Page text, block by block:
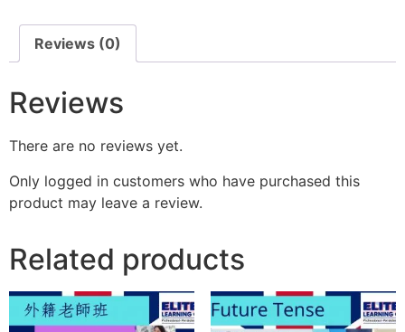
Reviews (0)
Reviews
There are no reviews yet.
Only logged in customers who have purchased this
product may leave a review.
Related products